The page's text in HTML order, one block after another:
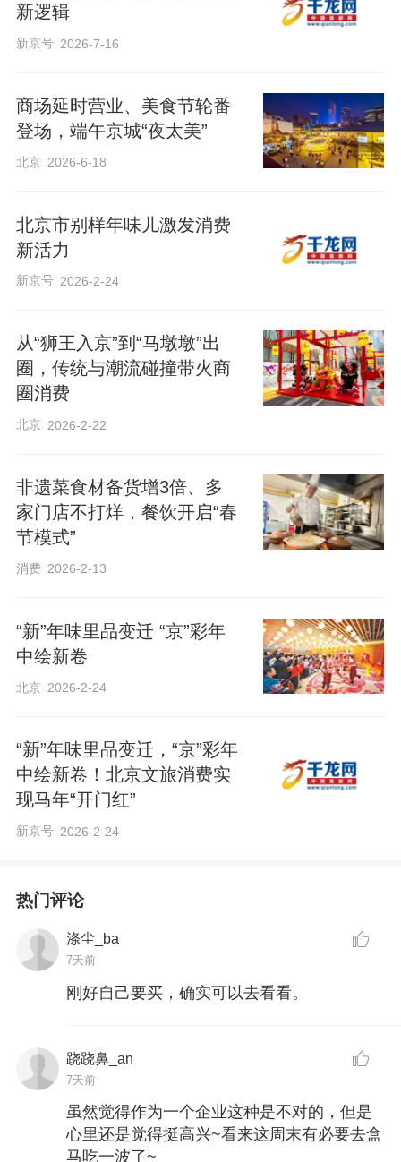
新逻辑
新京号 2026-7-16
商场延时营业、美食节轮番
登场，端午京城“夜太美”
北京 2026-6-18
北京市别样年味儿激发消费
新活力
新京号 2026-2-24
从“狮王入京”到“马墩墩”出
圈，传统与潮流碰撞带火商
圈消费
北京 2026-2-22
非遗菜食材备货增3倍、多
家门店不打烊，餐饮开启“春
节模式”
消费 2026-2-13
“新”年味里品变迁 “京”彩年
中绘新卷
北京 2026-2-24
“新”年味里品变迁，“京”彩年
中绘新卷！北京文旅消费实
现马年“开门红”
新京号 2026-2-24
热门评论
涤尘_ba
7天前
刚好自己要买，确实可以去看看。
跷跷鼻_an
7天前
虽然觉得作为一个企业这种是不对的，但是
心里还是觉得挺高兴~看来这周末有必要去盒
马吃一波了~